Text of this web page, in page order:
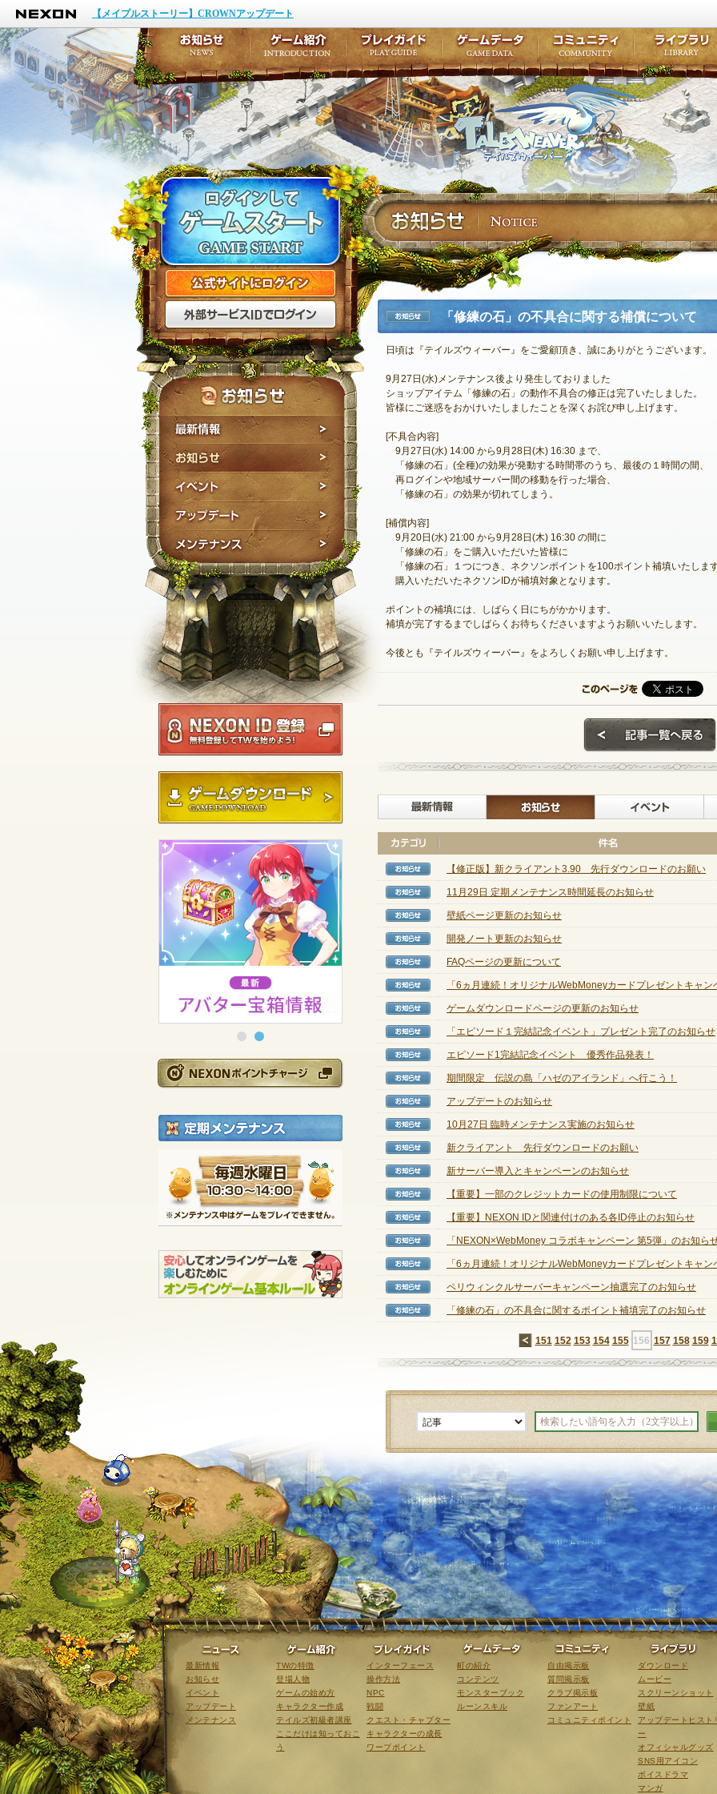
NEXON
【メイプルストーリー】CROWNアップデート
テイルズ
公式サイトにログイン
外部サービスIDでログイン
お知らせ
イベント
メンテナンス
NEXONポイントチャージ
定期メンテナンス
毎週水曜日 10:30～14:00
※メンテナンス中はゲームをプレイできません。
お知らせ
「修練の石」の不具合に関する補償について
日頃は『テイルズウィーバー』をご愛顧頂き、誠にありがとうございます。
9月27日(水)メンテナンス後より発生しておりました
ショップアイテム「修練の石」の動作不具合の修正は完了いたしました。
皆様にご迷惑をおかけいたしましたことを深くお詫び申し上げます。
[不具合内容]
9月27日(水) 14:00 から9月28日(木) 16:30 まで、
「修練の石」(全種)の効果が発動する時間帯のうち、最後の１時間の間、
再ログインや地域サーバー間の移動を行った場合、
「修練の石」の効果が切れてしまう。
[補償内容]
9月20日(水) 21:00 から9月28日(木) 16:30 の間に
「修練の石」をご購入いただいた皆様に
「修練の石」１つにつき、ネクソンポイントを100ポイント補填いたしま
購入いただいたネクソンIDが補填対象となります。
ポイントの補填には、しばらく日にちがかかります。
補填が完了するまでしばらくお待ちくださいますようお願いいたします。
今後とも『テイルズウィーバー』をよろしくお願い申し上げます。
最新情報 お知らせ
【お知らせ】
【修正版】新クライアント3.90 先行ダウンロードのお願い
【お知らせ】
11月29日 定期メンテナンス時間延長のお知らせ
【お知らせ】
壁紙ページ更新のお知らせ
【お知らせ】
開発ノート更新のお知らせ
【お知らせ】
FAQページの更新について
【お知らせ】
「6ヵ月連続！オリジナルWebMoneyカードプレゼントキャン
【お知らせ】
ゲームダウンロードページの更新のお知らせ
【お知らせ】
「エピソード１完結記念イベント」プレゼント完了のお知らせ
【お知らせ】
エピソード1完結記念イベント 優秀作品発表！
【お知らせ】
期間限定 伝説の島「ハゼのアイランド」へ行こう！
【お知らせ】
アップデートのお知らせ
【お知らせ】
10月27日 臨時メンテナンス実施のお知らせ
【お知らせ】
新クライアント 先行ダウンロードのお願い
【お知らせ】
新サーバー導入とキャンペーンのお知らせ
【お知らせ】
【重要】一部のクレジットカードの使用制限について
【お知らせ】
【重要】NEXON IDと関連付けのある各ID停止のお知らせ
【お知らせ】
「NEXON×WebMoney コラボキャンペーン 第5弾」のお知ら
【お知らせ】
「6ヵ月連続！オリジナルWebMoneyカードプレゼントキャン
【お知らせ】
ペリウィンクルサーバーキャンペーン抽選完了のお知らせ
【お知らせ】
「修練の石」の不具合に関するポイント補填完了のお知らせ
←
151 152 153 154 155 156 157 158 159
お知らせ
イベント
アップデート
メンテナンス
ゲーム紹介
ここだけは知っておこうプレイガイド
ワープポイント
ゲームデータ
ルーンスキル
コミュニティ
コミュニテ
ニュース
最新情報
お知らせ
イベント
アップデート
メンテナンス
ゲーム紹介
TWの特徴
登場人物
ゲームの始め方
キャラクター作成
テイルズ初級者講座
ここだけは知っておこ
う
プレイガイド
インターフェース
操作方法
NPC
戦闘
クエスト・チャプター
キャラクターの成長
ワープポイント
ゲームデータ
町の紹介
コンテンツ
モンスターブック
ルーンスキル
コミュニティ
自由掲示板
質問掲示板
クラブ掲示板
ファンアート
コミュニティポイント
ダウンロード
ムービー
スクリーンショット
壁紙
アップデートヒスト
ー
オフィシャルグッズ
SNS用アイコン
ボイスドラマ
マンガ